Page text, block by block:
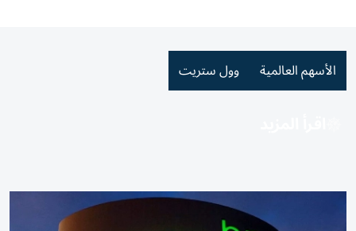
الأسهم العالمية وول ستريت